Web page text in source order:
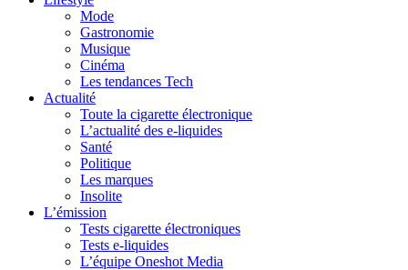
Mode
Gastronomie
Musique
Cinéma
Les tendances Tech
Actualité
Toute la cigarette électronique
L’actualité des e-liquides
Santé
Politique
Les marques
Insolite
L’émission
Tests cigarette électroniques
Tests e-liquides
L’équipe Oneshot Media